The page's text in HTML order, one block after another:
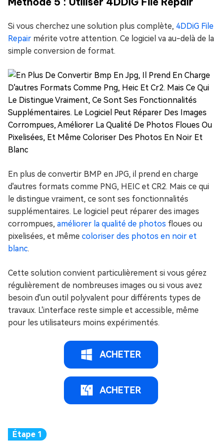
Si vous cherchez une solution plus complète, 4DDiG File
Repair mérite votre attention. Ce logiciel va au-delà de la
simple conversion de format.
En plus de convertir BMP en JPG, il prend en charge
d'autres formats comme PNG, HEIC et CR2. Mais ce qui
le distingue vraiment, ce sont ses fonctionnalités
supplémentaires. Le logiciel peut réparer des images
corrompues, améliorer la qualité de photos floues ou
pixelisées, et même coloriser des photos en noir et
blanc.
Cette solution convient particulièrement si vous gérez
régulièrement de nombreuses images ou si vous avez
besoin d'un outil polyvalent pour différents types de
travaux. L'interface reste simple et accessible, même
pour les utilisateurs moins expérimentés.
ACHETER
ACHETER